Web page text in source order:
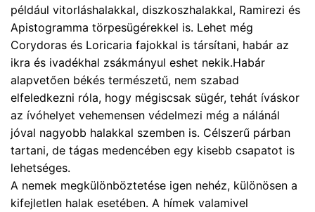
például vitorláshalakkal, diszkoszhalakkal, Ramirezi és
Apistogramma törpesügérekkel is. Lehet még
Corydoras és Loricaria fajokkal is társítani, habár az
ikra és ivadékhal zsákmányul eshet nekik.Habár
alapvetően békés természetű, nem szabad
elfeledkezni róla, hogy mégiscsak sügér, tehát íváskor
az ívóhelyet vehemensen védelmezi még a nálánál
jóval nagyobb halakkal szemben is. Célszerű párban
tartani, de tágas medencében egy kisebb csapatot is
lehetséges.
A nemek megkülönböztetése igen nehéz, különösen a
kifejletlen halak esetében. A hímek valamivel